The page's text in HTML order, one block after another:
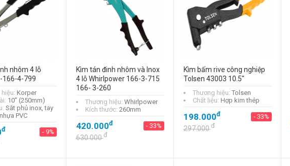
Kềm cắt cộng lực
cách điện Total
THTIP2571
201.000 - 27%
nhôm 4 lỗ
166-4-799
Korper
10” (250mm)
Sắt phủ inox, tay
PVC
đ - 9%
Kìm tán đinh nhôm và Inox
4 lỗ Whirlpower 166-3-715
166- 3-260
Thương hiệu: Whirlpower
Kích thước: 260mm
420.000đ - 33%
630.000đ
Kìm bấm rive công nghiệp
Tolsen 43003 10.5"
Thương hiệu: Tolsen
Chất liệu: Hợp kim thép
198.000đ - 33%
297.000đ